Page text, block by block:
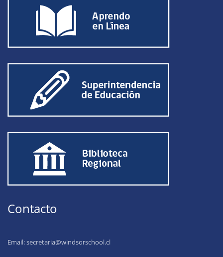
Contacto
Email:secretaria@windsorschool.cl